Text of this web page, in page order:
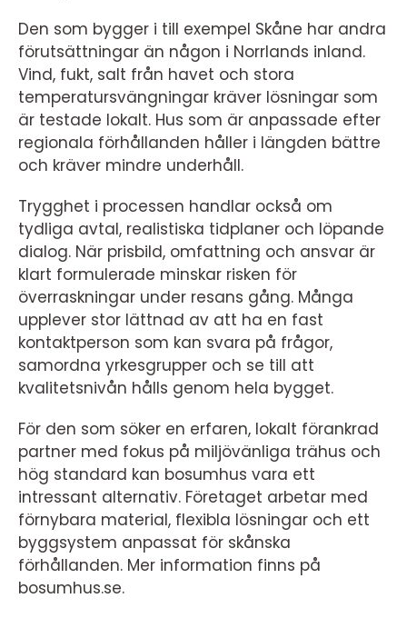
Den som bygger i till exempel Skåne har andra
förutsättningar än någon i Norrlands inland.
Vind, fukt, salt från havet och stora
temperatursvängningar kräver lösningar som
är testade lokalt. Hus som är anpassade efter
regionala förhållanden håller i längden bättre
och kräver mindre underhåll.
Trygghet i processen handlar också om
tydliga avtal, realistiska tidplaner och löpande
dialog. När prisbild, omfattning och ansvar är
klart formulerade minskar risken för
överraskningar under resans gång. Många
upplever stor lättnad av att ha en fast
kontaktperson som kan svara på frågor,
samordna yrkesgrupper och se till att
kvalitetsnivån hålls genom hela bygget.
För den som söker en erfaren, lokalt förankrad
partner med fokus på miljövänliga trähus och
hög standard kan bosumhus vara ett
intressant alternativ. Företaget arbetar med
förnybara material, flexibla lösningar och ett
byggsystem anpassat för skånska
förhållanden. Mer information finns på
bosumhus.se.